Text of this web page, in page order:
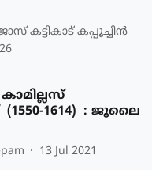
കട്ടികാട് കപ്പൂച്ചിൻ
(1550-1614) : ജൂലൈ
13 Jul 2021